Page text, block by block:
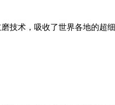
技术，吸收了世界各地的超